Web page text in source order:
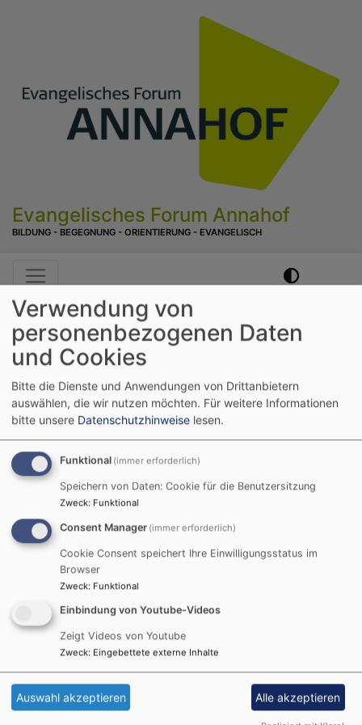
Evangelisches Forum Annahof
BILDUNG - BEGEGNUNG - ORIENTIERUNG - EVANGELISCH
Hauptnavigation
Startseite
Ein Hof im Licht
Ob Sommerlicht oder Adventslicht, die Andachten und
freiem Himmel in verschiedenen "Höfen" der
Augsburger Innenstadt öffnen den Blick!
Aktuelle Termine
Verwendung von
personenbezogenen Daten
und Cookies
Bitte die Dienste und Anwendungen von Drittanbietern
auswählen, die wir nutzen möchten. Für weitere Informationen
bitte unsere Datenschutzhinweise lesen.
Funktional (immer erforderlich)
Speichern von Daten: Cookie für die Benutzersitzung
Zweck: Funktional
Consent Manager (immer erforderlich)
Cookie Consent speichert Ihre Einwilligungsstatus im
Browser
Zweck: Funktional
Einbindung von Youtube-Videos
Zeigt Videos von Youtube
Zweck: Eingebettete externe Inhalte
Auswahl akzeptieren Alle akzeptieren